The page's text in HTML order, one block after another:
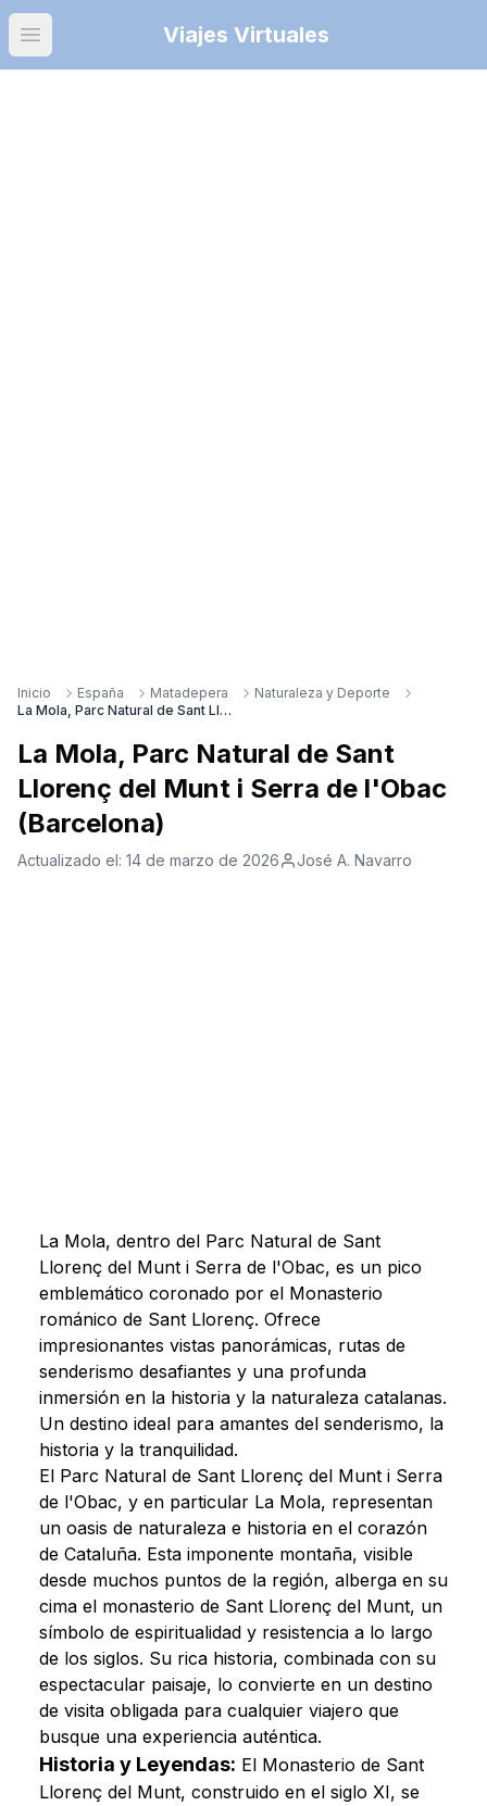
Open main menuViajes Virtuales
Inicio España Matadepera
Naturaleza y Deporte
La Mola, Parc Natural de Sant Llorenç del Munt i Serra de l'Obac (Barcelona)
La Mola, Parc Natural de Sant
Llorenç del Munt i Serra de l'Obac
(Barcelona)
Actualizado el: 14 de marzo de 2026 José A. Navarro
La Mola, dentro del Parc Natural de Sant
Llorenç del Munt i Serra de l'Obac, es un pico
emblemático coronado por el Monasterio
románico de Sant Llorenç. Ofrece
impresionantes vistas panorámicas, rutas de
senderismo desafiantes y una profunda
inmersión en la historia y la naturaleza catalanas.
Un destino ideal para amantes del senderismo, la
historia y la tranquilidad.
El Parc Natural de Sant Llorenç del Munt i Serra
de l'Obac, y en particular La Mola, representan
un oasis de naturaleza e historia en el corazón
de Cataluña. Esta imponente montaña, visible
desde muchos puntos de la región, alberga en su
cima el monasterio de Sant Llorenç del Munt, un
símbolo de espiritualidad y resistencia a lo largo
de los siglos. Su rica historia, combinada con su
espectacular paisaje, lo convierte en un destino
de visita obligada para cualquier viajero que
busque una experiencia auténtica.
Historia y Leyendas: El Monasterio de Sant
Llorenç del Munt, construido en el siglo XI, se